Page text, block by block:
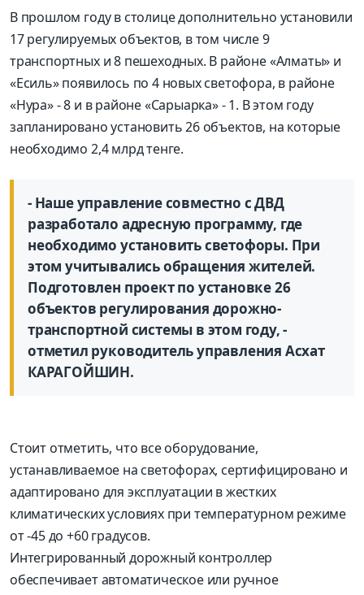
В прошлом году в столице дополнительно установили
17 регулируемых объектов, в том числе 9
транспортных и 8 пешеходных. В районе «Алматы» и
«Есиль» появилось по 4 новых светофора, в районе
«Нура» - 8 и в районе «Сарыарка» - 1. В этом году
запланировано установить 26 объектов, на которые
необходимо 2,4 млрд тенге.
- Наше управление совместно с ДВД
разработало адресную программу, где
необходимо установить светофоры. При
этом учитывались обращения жителей.
Подготовлен проект по установке 26
объектов регулирования дорожно-
транспортной системы в этом году, -
отметил руководитель управления Асхат
КАРАГОЙШИН.
Стоит отметить, что все оборудование,
устанавливаемое на светофорах, сертифицировано и
адаптировано для эксплуатации в жестких
климатических условиях при температурном режиме
от -45 до +60 градусов.
Интегрированный дорожный контроллер
обеспечивает автоматическое или ручное